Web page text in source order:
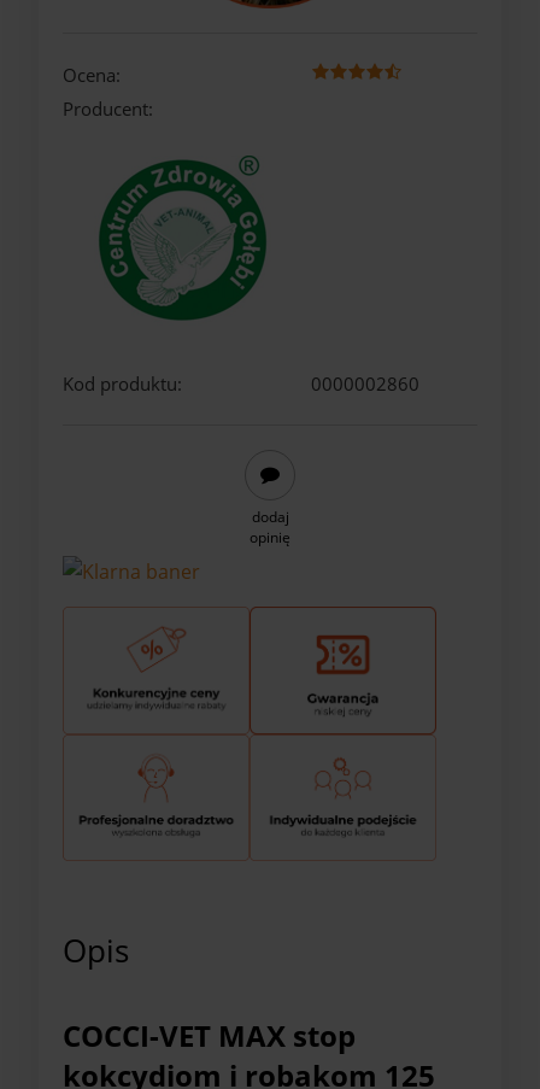
Ocena:
Producent:
Kod produktu: 0000002860
dodaj
opinię
Opis
COCCI-VET MAX stop
kokcydiom i robakom 125